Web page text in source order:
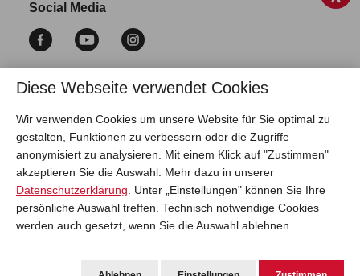
Social Media
Vertrag widerrufen
angegebenen Lieferzeiten gelten nur für den Versand innerhalb
Diese Webseite verwendet Cookies
Wir verwenden Cookies um unsere Website für Sie optimal zu
gestalten, Funktionen zu verbessern oder die Zugriffe
anonymisiert zu analysieren. Mit einem Klick auf "Zustimmen"
akzeptieren Sie die Auswahl. Mehr dazu in unserer
Datenschutzerklärung . Unter „Einstellungen" können Sie Ihre
persönliche Auswahl treffen. Technisch notwendige Cookies
werden auch gesetzt, wenn Sie die Auswahl ablehnen.